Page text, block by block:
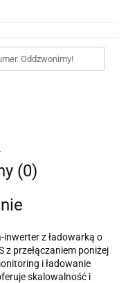
(0)
z ładowarką o
z przełączaniem poniżej
i ładowanie
skalowalność i